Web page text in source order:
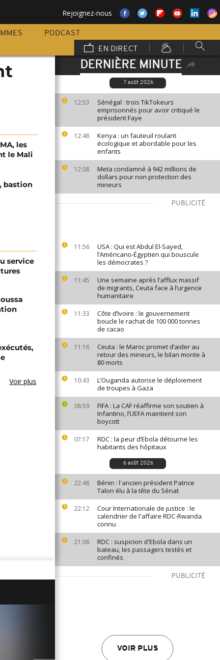
Rejoignez-nous
PODCAST
EN DIRECT
DERNIÈRE MINUTE
7 août 2026
12:53
Sénégal : trois TikTokeurs
emprisonnés pour avoir critiqué le
président Faye
12:48
Kenya : un fauteuil roulant
écologique et abordable pour les
enfants
12:08
Meta condamné à 942 millions de
dollars pour non protection des
mineurs
PUBLICITÉ
11:56
USA : Qui est Abdul El-Sayed,
l’Américano-Égyptien qui bouscule
les démocrates ?
11:45
Une semaine après l’afflux massif
de migrants, Ceuta face à l’urgence
humanitaire
11:33
Côte d’Ivoire : le gouvernement
boucle le rachat de 100 000 tonnes
de cacao
11:16
Ceuta : le Maroc promet d’aider au
retour des mineurs, le bilan monte à
80 morts
10:43
L’Ouganda autorise le déploiement
de troupes à Gaza
08:59
FIFA : La CAF réaffirme son soutien à
Infantino, l’UEFA maintient son
boycott
07:17
RDC : la peur d’Ebola détourne les
habitants des hôpitaux
6 août 2026
22:48
Bénin : l'ancien président Patrice
Talon élu à la tête du Sénat
22:12
Cour Internationale de justice : le
calendrier de l'affaire RDC-Rwanda
connu
21:08
RDC : suspicion d'Ebola dans un
bateau, les passagers testés et
confinés
PUBLICITÉ
VOIR PLUS
les
le Mali
bastion
service
Voir plus